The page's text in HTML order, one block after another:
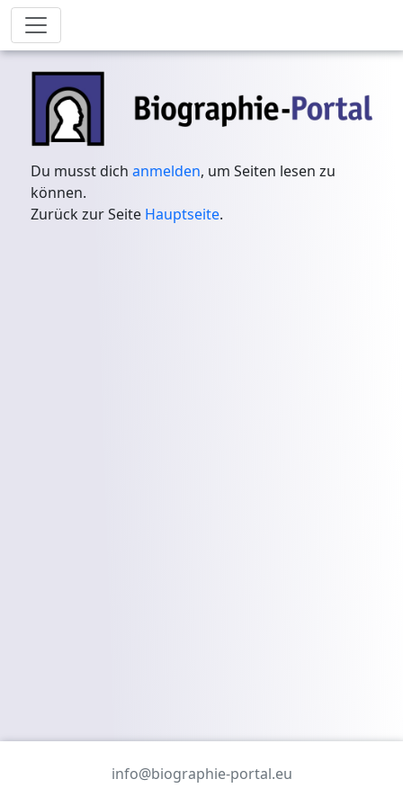
Du musst dichanmelden, um Seiten lesen zu
können.
Zurück zur Seite Hauptseite.
info@biographie-portal.eu